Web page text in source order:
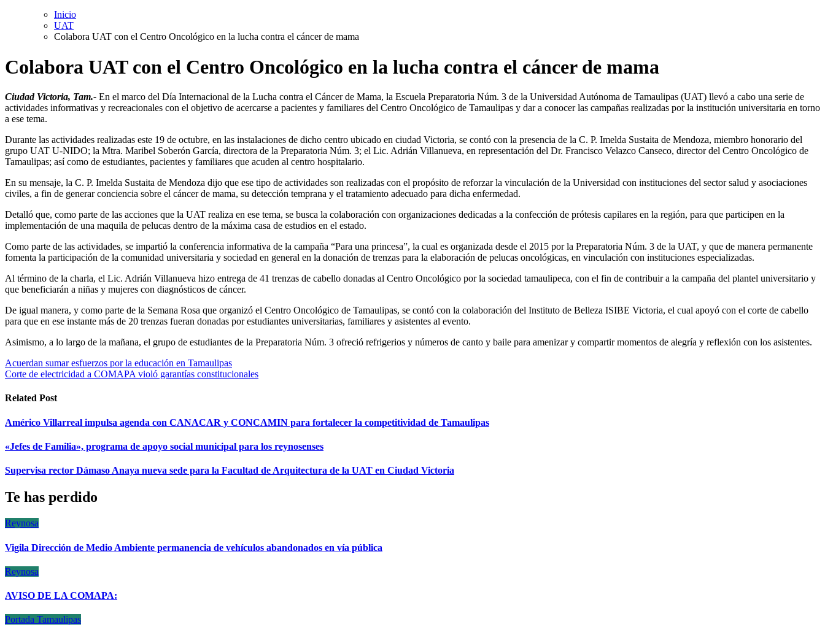
Inicio
UAT
Colabora UAT con el Centro Oncológico en la lucha contra el cáncer de mama
Colabora UAT con el Centro Oncológico en la lucha contra el cáncer de mama
Ciudad Victoria, Tam.- En el marco del Día Internacional de la Lucha contra el Cáncer de Mama, la Escuela Preparatoria Núm. 3 de la Universidad Autónoma de Tamaulipas (UAT) llevó a cabo una serie de
actividades informativas y recreacionales con el objetivo de acercarse a pacientes y familiares del Centro Oncológico de Tamaulipas y dar a conocer las campañas realizadas por la institución universitaria en torno
a ese tema.
Durante las actividades realizadas este 19 de octubre, en las instalaciones de dicho centro ubicado en ciudad Victoria, se contó con la presencia de la C. P. Imelda Sustaita de Mendoza, miembro honorario del
grupo UAT U-NIDO; la Mtra. Maribel Soberón García, directora de la Preparatoria Núm. 3; el Lic. Adrián Villanueva, en representación del Dr. Francisco Velazco Canseco, director del Centro Oncológico de
Tamaulipas; así como de estudiantes, pacientes y familiares que acuden al centro hospitalario.
En su mensaje, la C. P. Imelda Sustaita de Mendoza dijo que ese tipo de actividades son realizadas con el propósito de reforzar la vinculación de la Universidad con instituciones del sector salud y asociaciones
civiles, a fin de generar conciencia sobre el cáncer de mama, su detección temprana y el tratamiento adecuado para dicha enfermedad.
Detalló que, como parte de las acciones que la UAT realiza en ese tema, se busca la colaboración con organizaciones dedicadas a la confección de prótesis capilares en la región, para que participen en la
implementación de una maquila de pelucas dentro de la máxima casa de estudios en el estado.
Como parte de las actividades, se impartió la conferencia informativa de la campaña “Para una princesa”, la cual es organizada desde el 2015 por la Preparatoria Núm. 3 de la UAT, y que de manera permanente
fomenta la participación de la comunidad universitaria y sociedad en general en la donación de trenzas para la elaboración de pelucas oncológicas, en vinculación con instituciones especializadas.
Al término de la charla, el Lic. Adrián Villanueva hizo entrega de 41 trenzas de cabello donadas al Centro Oncológico por la sociedad tamaulipeca, con el fin de contribuir a la campaña del plantel universitario y
que beneficiarán a niñas y mujeres con diagnósticos de cáncer.
De igual manera, y como parte de la Semana Rosa que organizó el Centro Oncológico de Tamaulipas, se contó con la colaboración del Instituto de Belleza ISIBE Victoria, el cual apoyó con el corte de cabello
para que en ese instante más de 20 trenzas fueran donadas por estudiantes universitarias, familiares y asistentes al evento.
Asimismo, a lo largo de la mañana, el grupo de estudiantes de la Preparatoria Núm. 3 ofreció refrigerios y números de canto y baile para amenizar y compartir momentos de alegría y reflexión con los asistentes.
Navegación
de
entradas
Acuerdan sumar esfuerzos por la educación en Tamaulipas
Corte de electricidad a COMAPA violó garantías constitucionales
Related Post
Américo Villarreal impulsa agenda con CANACAR y CONCAMIN para fortalecer la competitividad de Tamaulipas
«Jefes de Familia», programa de apoyo social municipal para los reynosenses
Supervisa rector Dámaso Anaya nueva sede para la Facultad de Arquitectura de la UAT en Ciudad Victoria
Te has perdido
Reynosa
Vigila Dirección de Medio Ambiente permanencia de vehículos abandonados en vía pública
Reynosa
AVISO DE LA COMAPA:
Portada Tamaulipas